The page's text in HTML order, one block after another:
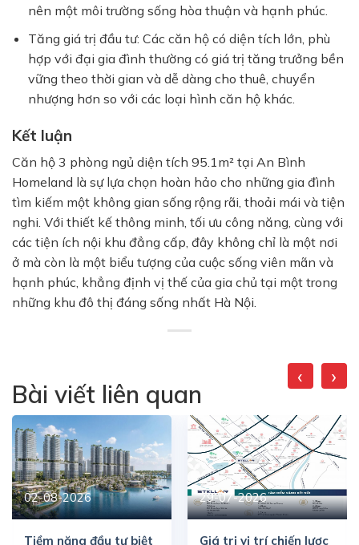
nên một môi trường sống hòa thuận và hạnh phúc.
Tăng giá trị đầu tư: Các căn hộ có diện tích lớn, phù
hợp với đại gia đình thường có giá trị tăng trưởng bền
vững theo thời gian và dễ dàng cho thuê, chuyển
nhượng hơn so với các loại hình căn hộ khác.
Kết luận
Căn hộ 3 phòng ngủ diện tích 95.1m² tại An Bình
Homeland là sự lựa chọn hoàn hảo cho những gia đình
tìm kiếm một không gian sống rộng rãi, thoải mái và tiện
nghi. Với thiết kế thông minh, tối ưu công năng, cùng với
các tiện ích nội khu đẳng cấp, đây không chỉ là một nơi
ở mà còn là một biểu tượng của cuộc sống viên mãn và
hạnh phúc, khẳng định vị thế của gia chủ tại một trong
những khu đô thị đáng sống nhất Hà Nội.
Bài viết liên quan
02-08-2026
Tiềm năng đầu tư biệt
29-07-2026
Giá trị vị trí chiến lược
‹ ›